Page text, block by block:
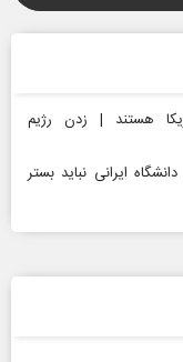
هستند | زدن رژیم
ایرانی نباید بستر